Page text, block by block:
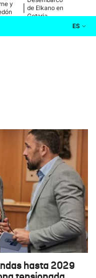
y
de Elkano en
Getaria
ES
hasta 2029